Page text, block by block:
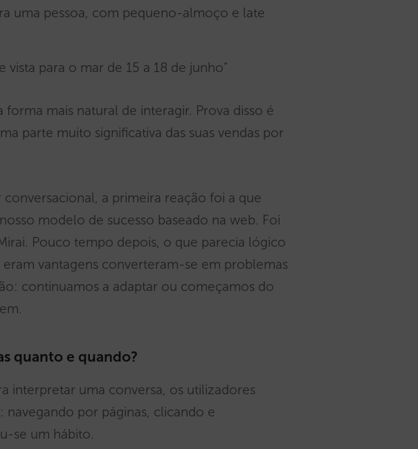
uma pessoa, com pequeno-almoço e late
para o mar de 15 a 18 de junho”
mais natural de interagir. Prova disso é
parte muito significativa das suas vendas por
conversacional, a primeira reação foi a que
modelo de sucesso baseado na web. Foi
Pouco tempo depois, o que parecia lógico
vantagens converteram-se em problemas
continuamos a adaptar ou começamos do
quanto e quando?
interpretar uma conversa, os utilizadores
por páginas, clicando e
se um hábito.